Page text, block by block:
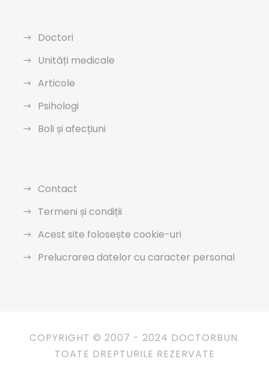
Doctori
Unități medicale
Articole
Psihologi
Boli și afecțiuni
Contact
Termeni și condiții
Acest site folosește cookie-uri
Prelucrarea datelor cu caracter personal
COPYRIGHT © 2007 - 2024 DOCTORBUN.
TOATE DREPTURILE REZERVATE